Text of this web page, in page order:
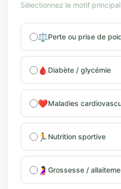
Sélectionnez le motif
⚖️Perte ou prise de
🩸 Diabète / glycémie
❤️Maladies
🏃 Nutrition sportive
🤰 Grossesse /